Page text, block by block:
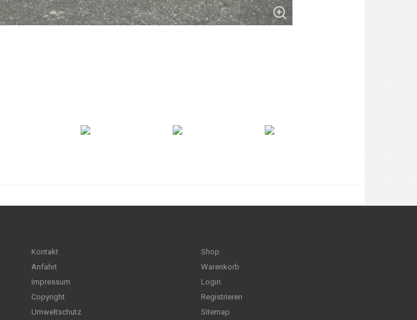
Kontakt
Anfahrt
Impressum
Copyright
Umweltschutz
Shop
Warenkorb
Login
Registrieren
Sitemap